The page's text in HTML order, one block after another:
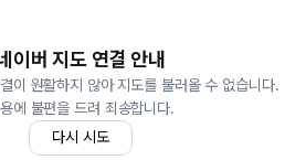
이버 지도 연결 안내
이 원활하지 않아 지도를 불러올 수 없습니다.
에 불편을 드려 죄송합니다.
다시 시도